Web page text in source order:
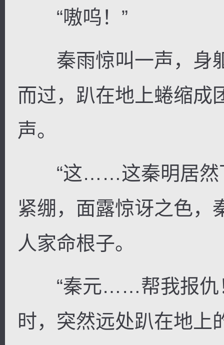
“嗷呜！”
秦雨惊叫一声，身
而过，趴在地上蜷缩成
声。
“这……这秦明居然下
紧绷，面露惊讶之色，
人家命根子。
“秦元……帮我报仇！
时，突然远处趴在地上